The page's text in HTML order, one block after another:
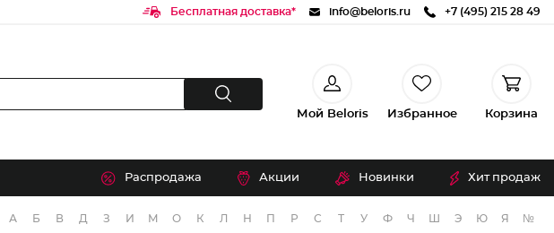
Бесплатная доставка* info@beloris.ru +7 (495) 215 28 49
Мой Beloris Избранное Корзина
Распродажа Акции Новинки Хит продаж
А Б В Д З И М О К Л Н П Р С Т У Ф Ч Э Ю Я №